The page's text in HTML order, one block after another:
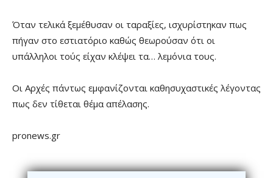
​Όταν τελικά ξεμέθυσαν οι ταραξίες, ισχυρίστηκαν πως
πήγαν στο εστιατόριο καθώς θεωρούσαν ότι οι
υπάλληλοι τούς είχαν κλέψει τα… λεμόνια τους.
Οι Αρχές πάντως εμφανίζονται καθησυχαστικές λέγοντας
πως δεν τίθεται θέμα απέλασης.
pronews.gr